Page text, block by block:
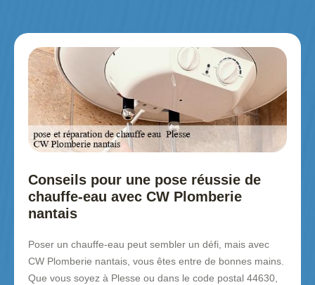
Conseils pour une pose réussie de
chauffe-eau avec CW Plomberie
nantais
Poser un chauffe-eau peut sembler un défi, mais avec
CW Plomberie nantais, vous êtes entre de bonnes mains.
Que vous soyez à Plesse ou dans le code postal 44630,